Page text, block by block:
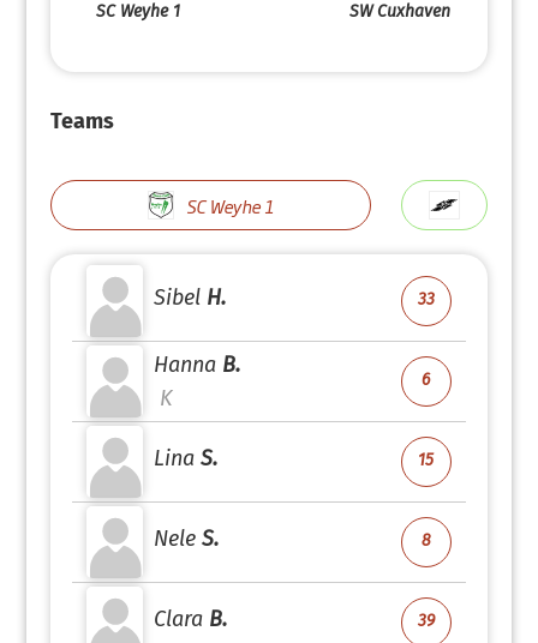
SC Weyhe 1 SW Cuxhaven
Teams
SC Weyhe 1
Sibel H. 33
Hanna B.
K
6
Lina S. 15
Nele S. 8
Clara B. 39